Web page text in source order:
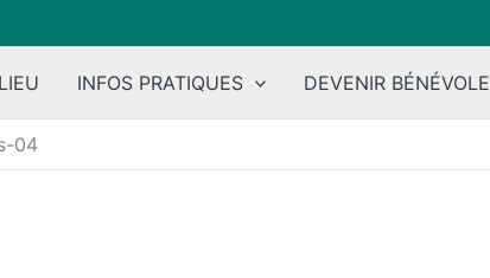
INFOS PRATIQUES DEVENIR BÉNÉVOLE
04